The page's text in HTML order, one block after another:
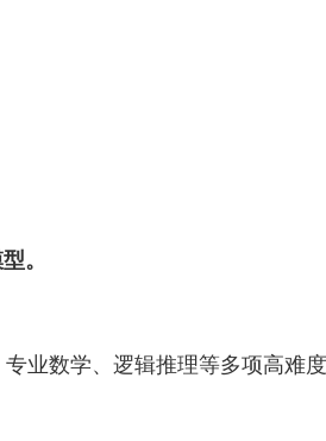
。
业数学、逻辑推理等多项高难